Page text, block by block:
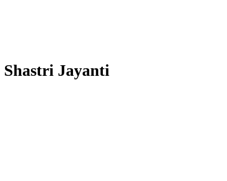
Shastri Jayanti